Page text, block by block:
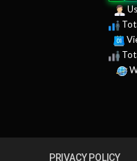
PRIVACY POLICY